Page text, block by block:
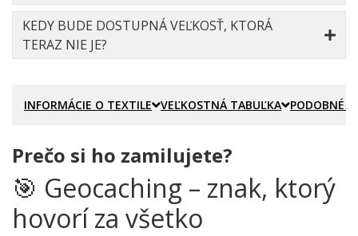
KEDY BUDE DOSTUPNÁ VEĽKOSŤ, KTORÁ
TERAZ NIE JE?
INFORMÁCIE O TEXTILE VEĽKOSTNÁ TABUĽKA PODOBNÉ
Prečo si ho zamilujete?
🎯 Geocaching – znak, ktorý
hovorí za všetko